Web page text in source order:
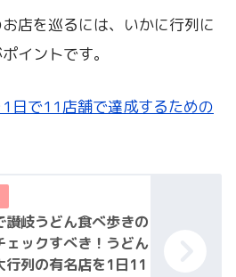
店を巡るには、いかに行列に
イントです。
日で11店舗で達成するための
讃岐うどん食べ歩きの
ェックすべき！うどん
行列の有名店を1日11